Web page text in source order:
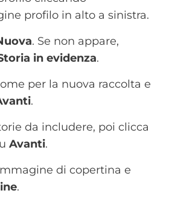
profilo in alto a sinistra.
. Se non appare,
in evidenza.
per la nuova raccolta e
.
da includere, poi clicca
Avanti.
di copertina e
.